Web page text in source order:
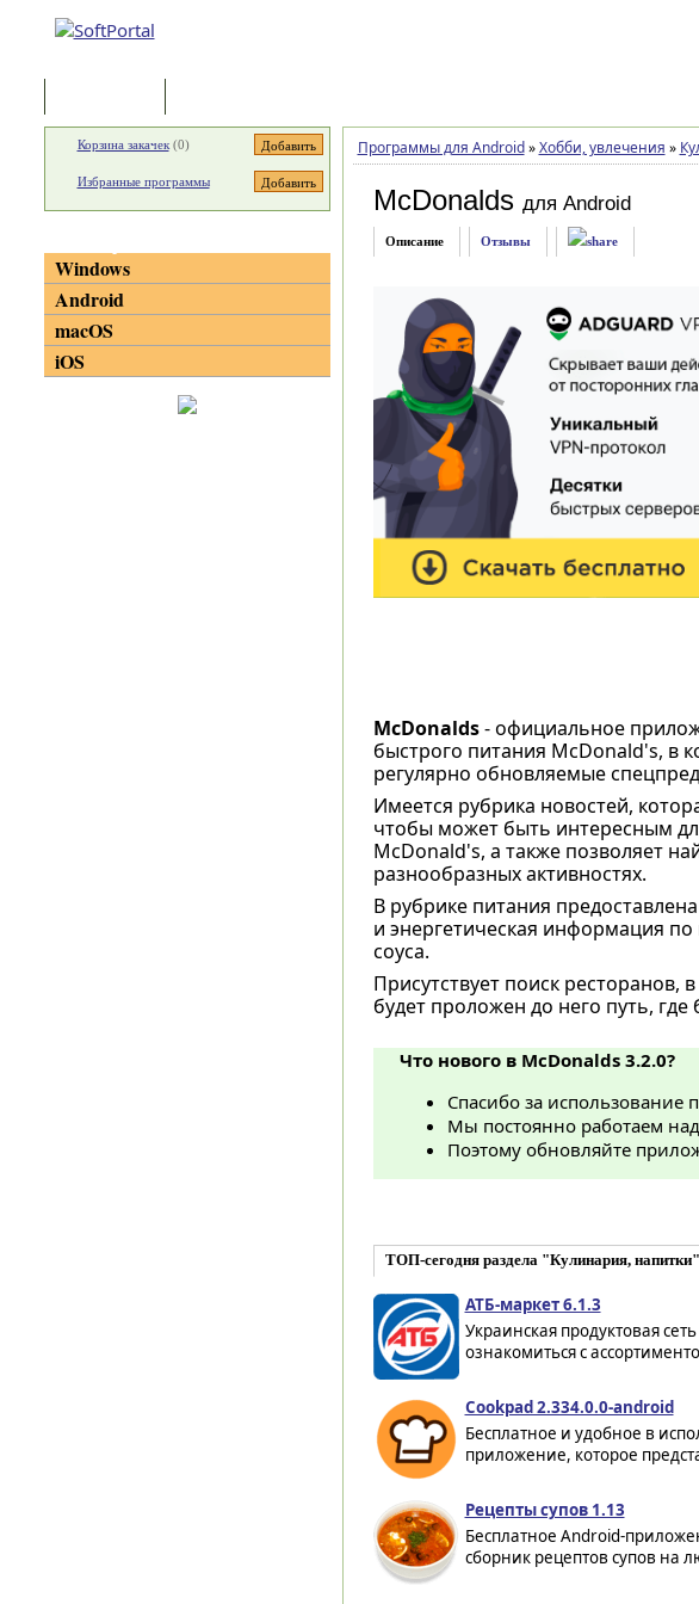
Программы для Android » Хобби, увлечения »
McDonalds для Android
Описание Отзывы
McDonalds- официальное
быстрого питания McDonald's, в
регулярно обновляемые
Имеется рубрика новостей,
чтобы может быть интересным
McDonald's, а также позволяет
разнообразных активностях.
В рубрике питания
и энергетическая информация
соуса.
Присутствует поиск
будет проложен до него путь,
Что нового в McDonalds 3.2.0?
Спасибо за использование
Мы постоянно работаем
Поэтому обновляйте
ТОП-сегодня раздела "Кулинария, напитки"
АТБ-маркет 6.1.3
Украинская продуктовая
ознакомиться с
Cookpad 2.334.0.0-android
Бесплатное и удобное в
приложение, которое
Рецепты супов 1.13
Бесплатное Android-
сборник рецептов супов на
Корзина закачек(0)
Избранные программы
Windows
Android
macOS
iOS